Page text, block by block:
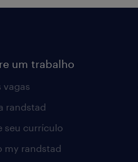
um trabalho
vagas
randstad
seu currículo
my randstad